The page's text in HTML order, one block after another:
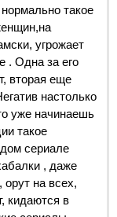
такое
угрожает
. Одна за его
вторая еще
настолько
уже начинаешь
такое
сериале
, даже
на всех,
кидаются в